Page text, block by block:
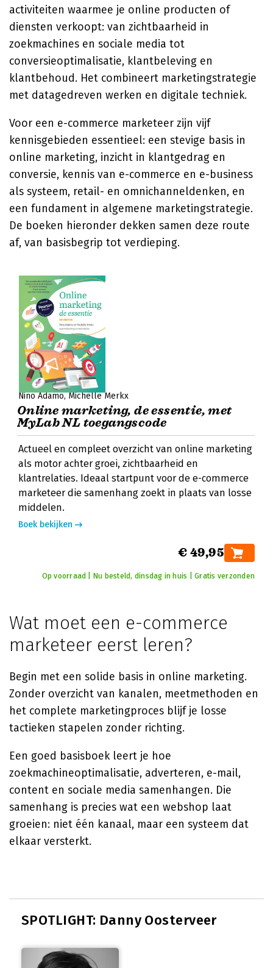
activiteiten waarmee je online producten of
diensten verkoopt: van zichtbaarheid in
zoekmachines en sociale media tot
conversieoptimalisatie, klantbeleving en
klantbehoud. Het combineert marketingstrategie
met datagedreven werken en digitale techniek.
Voor een e-commerce marketeer zijn vijf
kennisgebieden essentieel: een stevige basis in
online marketing, inzicht in klantgedrag en
conversie, kennis van e-commerce en e-business
als systeem, retail- en omnichanneldenken, en
een fundament in algemene marketingstrategie.
De boeken hieronder dekken samen deze route
af, van basisbegrip tot verdieping.
Nino Adamo Michèlle Merkx
Online marketing, de essentie, met
MyLab NL toegangscode
Actueel en compleet overzicht van online marketing
als motor achter groei, zichtbaarheid en
klantrelaties. Ideaal startpunt voor de e-commerce
marketeer die samenhang zoekt in plaats van losse
middelen.
Boek bekijken
€ 49,95
Op voorraad | Nu besteld, dinsdag in huis | Gratis verzonden
Wat moet een e-commerce
marketeer eerst leren?
Begin met een solide basis in online marketing.
Zonder overzicht van kanalen, meetmethoden en
het complete marketingproces blijf je losse
tactieken stapelen zonder richting.
Een goed basisboek leert je hoe
zoekmachineoptimalisatie, adverteren, e-mail,
content en sociale media samenhangen. Die
samenhang is precies wat een webshop laat
groeien: niet één kanaal, maar een systeem dat
elkaar versterkt.
SPOTLIGHT: Danny Oosterveer